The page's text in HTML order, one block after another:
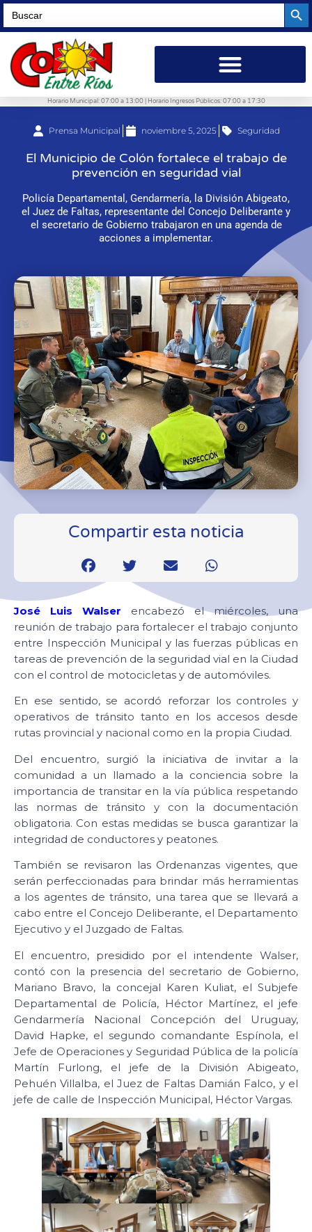
Search
for:
Horario Municipal: 07:00 a 13:00 | Horario Ingresos Públicos: 07:00 a 17:30
Prensa Municipal noviembre 5, 2025 Seguridad
El Municipio de Colón fortalece el trabajo de
prevención en seguridad vial
Policía Departamental, Gendarmería, la División Abigeato,
el Juez de Faltas, representante del Concejo Deliberante y
el secretario de Gobierno trabajaron en una agenda de
acciones a implementar.
Compartir esta noticia
José Luis Walser encabezó el miércoles, una
reunión de trabajo para fortalecer el trabajo conjunto
entre Inspección Municipal y las fuerzas públicas en
tareas de prevención de la seguridad vial en la Ciudad
con el control de motocicletas y de automóviles.
En ese sentido, se acordó reforzar los controles y
operativos de tránsito tanto en los accesos desde
rutas provincial y nacional como en la propia Ciudad.
Del encuentro, surgió la iniciativa de invitar a la
comunidad a un llamado a la conciencia sobre la
importancia de transitar en la vía pública respetando
las normas de tránsito y con la documentación
obligatoria. Con estas medidas se busca garantizar la
integridad de conductores y peatones.
También se revisaron las Ordenanzas vigentes, que
serán perfeccionadas para brindar más herramientas
a los agentes de tránsito, una tarea que se llevará a
cabo entre el Concejo Deliberante, el Departamento
Ejecutivo y el Juzgado de Faltas.
El encuentro, presidido por el intendente Walser,
contó con la presencia del secretario de Gobierno,
Mariano Bravo, la concejal Karen Kuliat, el Subjefe
Departamental de Policía, Héctor Martínez, el jefe
Gendarmería Nacional Concepción del Uruguay,
David Hapke, el segundo comandante Espínola, el
Jefe de Operaciones y Seguridad Pública de la policía
Martín Furlong, el jefe de la División Abigeato,
Pehuén Villalba, el Juez de Faltas Damián Falco, y el
jefe de calle de Inspección Municipal, Héctor Vargas.